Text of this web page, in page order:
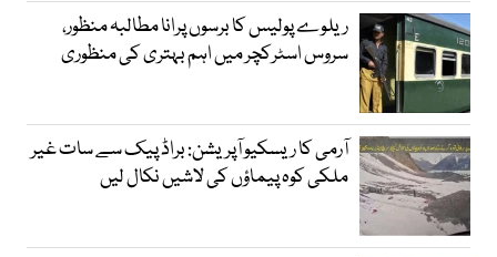
ریلوے پولیس کا برسوں پرانا مطالبہ منظور،
سروس اسٹرکچر میں اہم بہتری کی منظوری
آرمی کا ریسکیو آپریشن: براڈ پیک سے سات غیر
ملکی کوہ پیماؤں کی لاشیں نکال لیں